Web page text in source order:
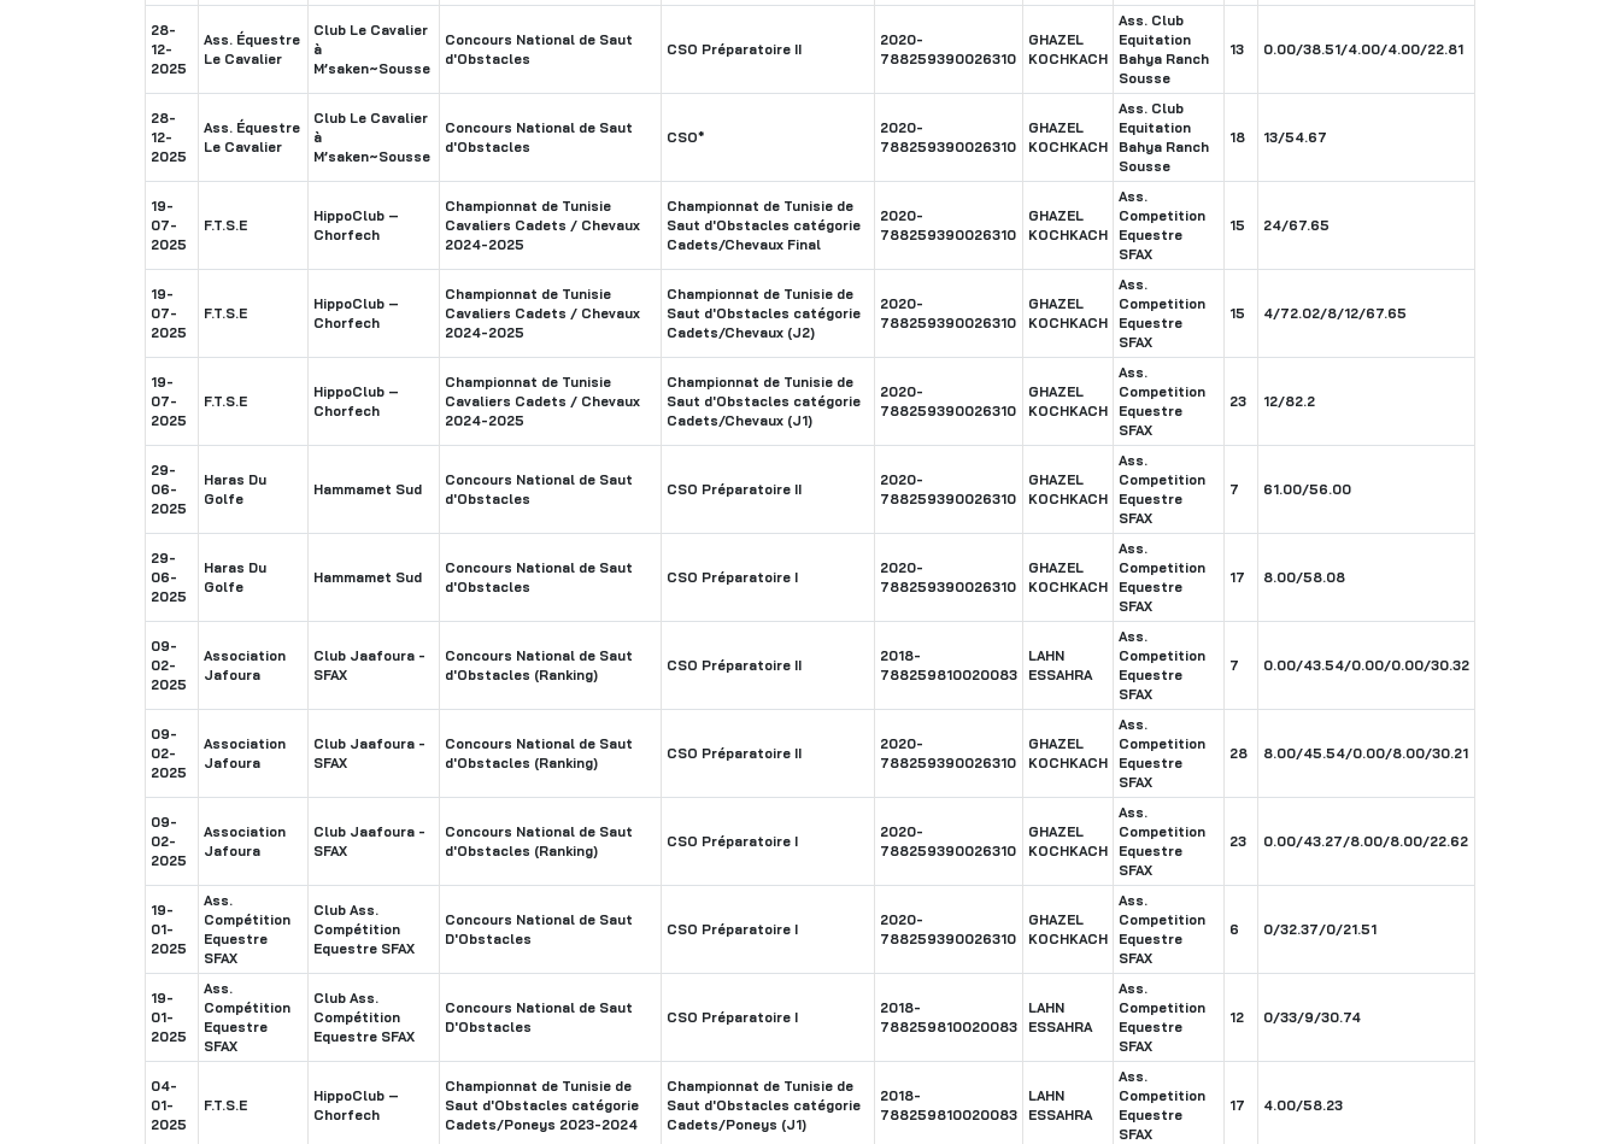
28-
12-
2025
Ass. Équestre
Le Cavalier
Club Le Cavalier
à
M’saken~Sousse
Concours National de Saut
d'Obstacles
CSO Préparatoire II
2020-
788259390026310
GHAZEL
KOCHKACH
Ass. Club
Equitation
Bahya Ranch
Sousse
13 0.00/38.51/4.00/4.00/22.81
28-
12-
2025
Ass. Équestre
Le Cavalier
Club Le Cavalier
à
M’saken~Sousse
Concours National de Saut
d'Obstacles
CSO*
2020-
788259390026310
GHAZEL
KOCHKACH
Ass. Club
Equitation
Bahya Ranch
Sousse
18 13/54.67
19-
07-
2025
F.T.S.E
HippoClub –
Chorfech
Championnat de Tunisie
Cavaliers Cadets / Chevaux
2024-2025
Championnat de Tunisie de
Saut d'Obstacles catégorie
Cadets/Chevaux Final
2020-
788259390026310
GHAZEL
KOCHKACH
Ass.
Competition
Equestre
SFAX
15 24/67.65
19-
07-
2025
F.T.S.E
HippoClub –
Chorfech
Championnat de Tunisie
Cavaliers Cadets / Chevaux
2024-2025
Championnat de Tunisie de
Saut d'Obstacles catégorie
Cadets/Chevaux (J2)
2020-
788259390026310
GHAZEL
KOCHKACH
Ass.
Competition
Equestre
SFAX
15 4/72.02/8/12/67.65
19-
07-
2025
F.T.S.E
HippoClub –
Chorfech
Championnat de Tunisie
Cavaliers Cadets / Chevaux
2024-2025
Championnat de Tunisie de
Saut d'Obstacles catégorie
Cadets/Chevaux (J1)
2020-
788259390026310
GHAZEL
KOCHKACH
Ass.
Competition
Equestre
SFAX
23 12/82.2
29-
06-
2025
Haras Du
Golfe
Hammamet Sud
Concours National de Saut
d'Obstacles
CSO Préparatoire II
2020-
788259390026310
GHAZEL
KOCHKACH
Ass.
Competition
Equestre
SFAX
7 61.00/56.00
29-
06-
2025
Haras Du
Golfe
Hammamet Sud
Concours National de Saut
d'Obstacles
CSO Préparatoire I
2020-
788259390026310
GHAZEL
KOCHKACH
Ass.
Competition
Equestre
SFAX
17 8.00/58.08
09-
02-
2025
Association
Jafoura
Club Jaafoura -
SFAX
Concours National de Saut
d'Obstacles (Ranking)
CSO Préparatoire II
2018-
788259810020083
LAHN
ESSAHRA
Ass.
Competition
Equestre
SFAX
7 0.00/43.54/0.00/0.00/30.32
09-
02-
2025
Association
Jafoura
Club Jaafoura -
SFAX
Concours National de Saut
d'Obstacles (Ranking)
CSO Préparatoire II
2020-
788259390026310
GHAZEL
KOCHKACH
Ass.
Competition
Equestre
SFAX
28 8.00/45.54/0.00/8.00/30.21
09-
02-
2025
Association
Jafoura
Club Jaafoura -
SFAX
Concours National de Saut
d'Obstacles (Ranking)
CSO Préparatoire I
2020-
788259390026310
GHAZEL
KOCHKACH
Ass.
Competition
Equestre
SFAX
23 0.00/43.27/8.00/8.00/22.62
19-
01-
2025
Ass.
Compétition
Equestre
SFAX
Club Ass.
Compétition
Equestre SFAX
Concours National de Saut
D'Obstacles
CSO Préparatoire I
2020-
788259390026310
GHAZEL
KOCHKACH
Ass.
Competition
Equestre
SFAX
6 0/32.37/0/21.51
19-
01-
2025
Ass.
Compétition
Equestre
SFAX
Club Ass.
Compétition
Equestre SFAX
Concours National de Saut
D'Obstacles
CSO Préparatoire I
2018-
788259810020083
LAHN
ESSAHRA
Ass.
Competition
Equestre
SFAX
12 0/33/9/30.74
04-
01-
2025
F.T.S.E
HippoClub –
Chorfech
Championnat de Tunisie de
Saut d'Obstacles catégorie
Cadets/Poneys 2023-2024
Championnat de Tunisie de
Saut d'Obstacles catégorie
Cadets/Poneys (J1)
2018-
788259810020083
LAHN
ESSAHRA
Ass.
Competition
Equestre
SFAX
17 4.00/58.23